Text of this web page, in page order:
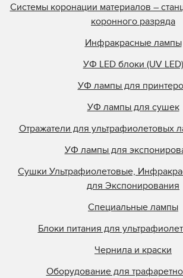
Системы коронации материалов –
коронного разряда
Инфракрасные лампы
УФ LED блоки (UV LED)
УФ лампы для
УФ лампы для сушек
Отражатели для ультрафиолетовых
УФ лампы для
Сушки Ультрафиолетовые,
для Экспонирования
Специальные лампы
Блоки питания для
Чернила и краски
Оборудование для